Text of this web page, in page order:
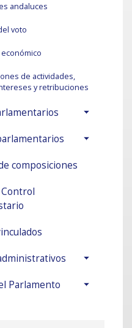
andaluces
voto
de actividades,
y retribuciones
composiciones
Parlamento